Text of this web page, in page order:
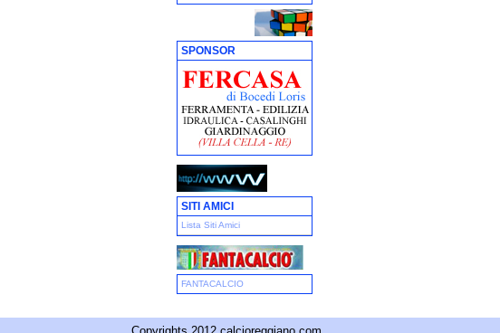
SPONSOR
SITI AMICI
Lista Siti Amici
FANTACALCIO